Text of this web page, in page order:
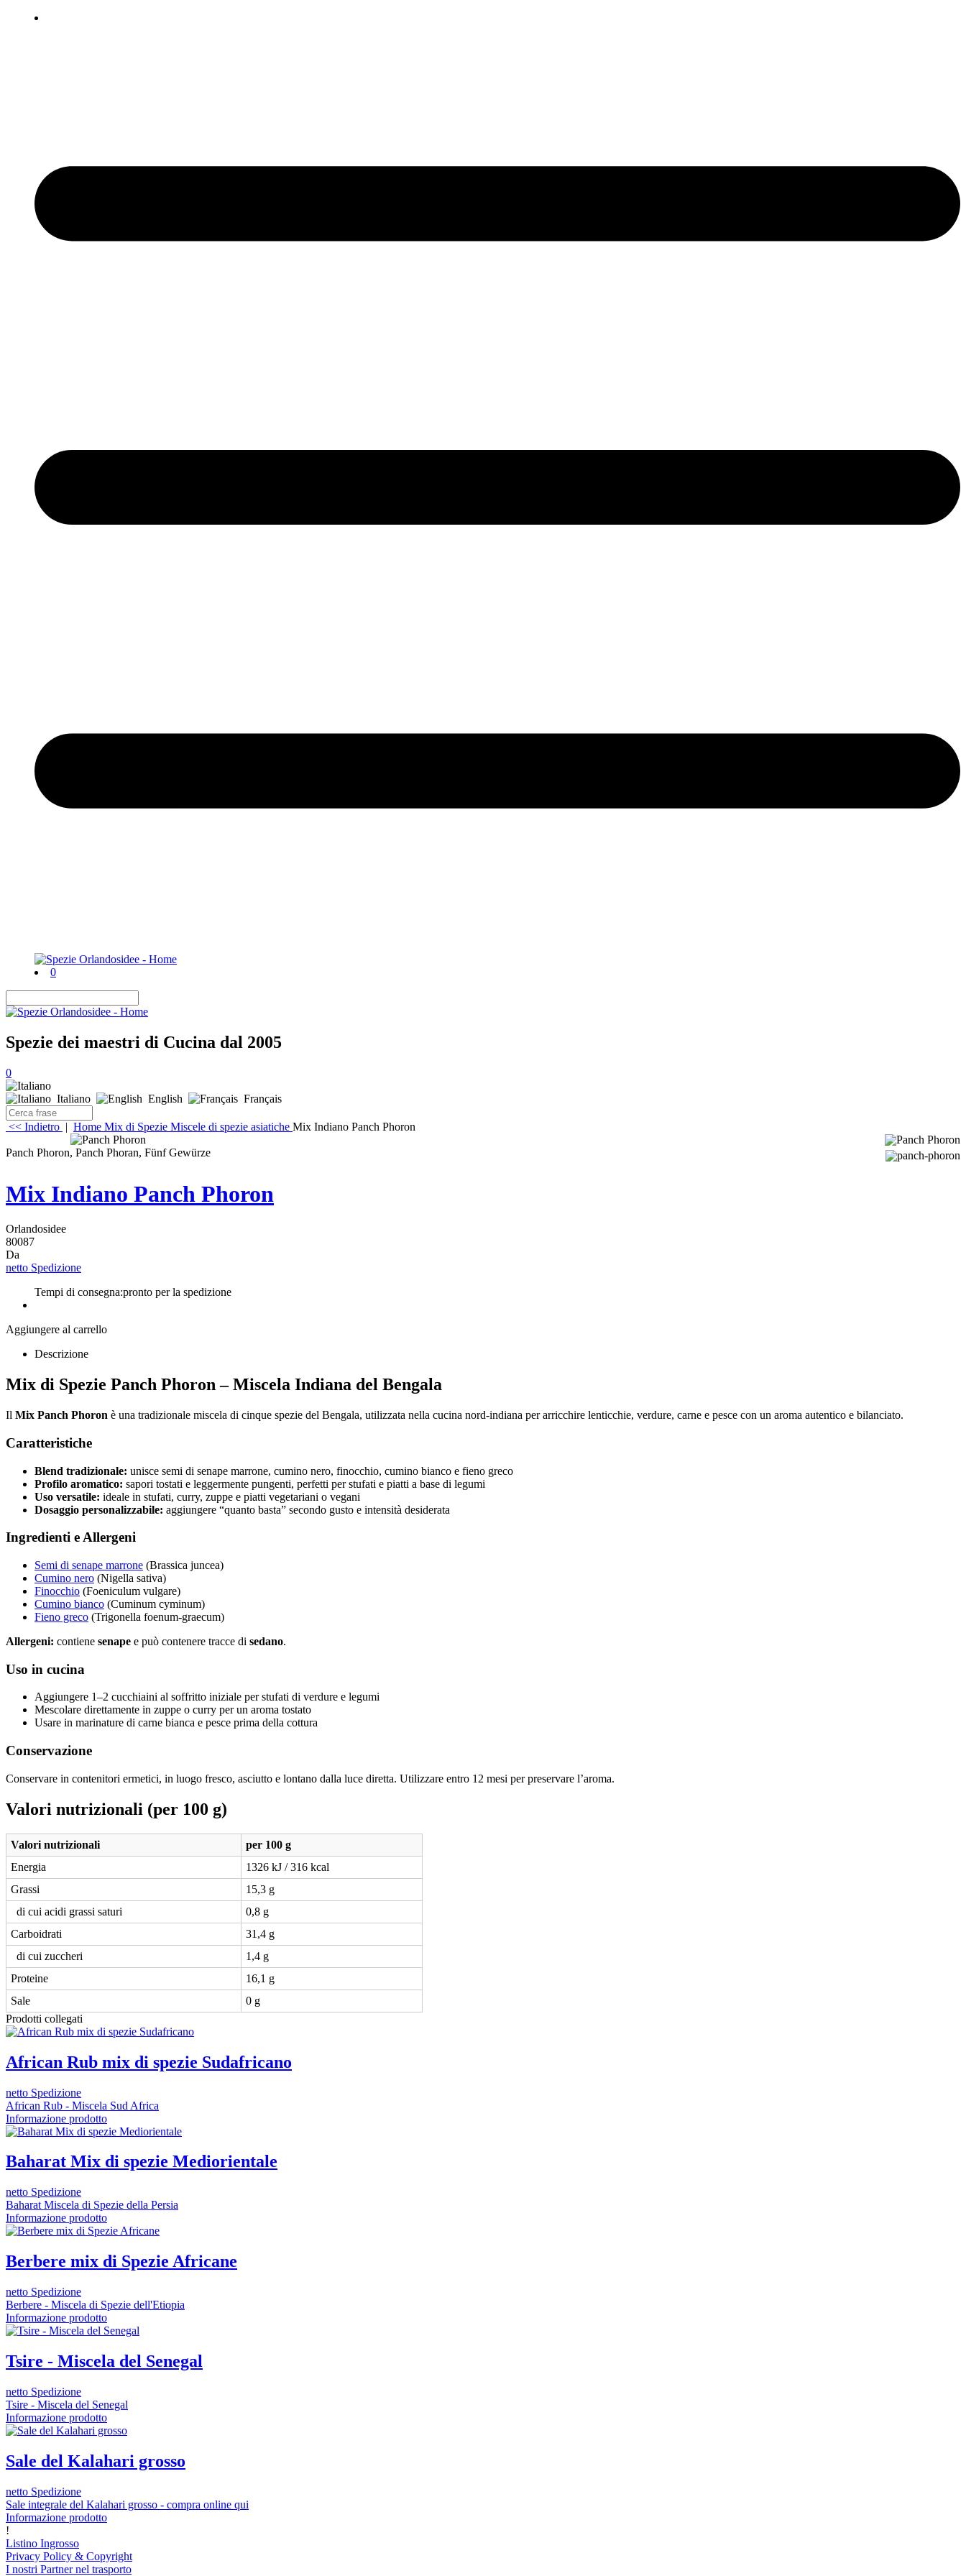
0
Spezie dei maestri di Cucina dal 2005
0
Italiano English Français
<< Indietro | Home Mix di Spezie Miscele di spezie asiatiche Mix Indiano Panch Phoron
Panch Phoron, Panch Phoran, Fünf Gewürze
Mix Indiano Panch Phoron
Orlandosidee
80087
Da
netto Spedizione
Tempi di consegna:pronto per la spedizione
Aggiungere al carrello
Descrizione
Mix di Spezie Panch Phoron – Miscela Indiana del Bengala
Il Mix Panch Phoron è una tradizionale miscela di cinque spezie del Bengala, utilizzata nella cucina nord-indiana per arricchire lenticchie, verdure, carne e pesce con un aroma autentico e bilanciato.
Caratteristiche
Blend tradizionale: unisce semi di senape marrone, cumino nero, finocchio, cumino bianco e fieno greco
Profilo aromatico: sapori tostati e leggermente pungenti, perfetti per stufati e piatti a base di legumi
Uso versatile: ideale in stufati, curry, zuppe e piatti vegetariani o vegani
Dosaggio personalizzabile: aggiungere “quanto basta” secondo gusto e intensità desiderata
Ingredienti e Allergeni
Semi di senape marrone (Brassica juncea)
Cumino nero (Nigella sativa)
Finocchio (Foeniculum vulgare)
Cumino bianco (Cuminum cyminum)
Fieno greco (Trigonella foenum-graecum)
Allergeni: contiene senape e può contenere tracce di sedano.
Uso in cucina
Aggiungere 1–2 cucchiaini al soffritto iniziale per stufati di verdure e legumi
Mescolare direttamente in zuppe o curry per un aroma tostato
Usare in marinature di carne bianca e pesce prima della cottura
Conservazione
Conservare in contenitori ermetici, in luogo fresco, asciutto e lontano dalla luce diretta. Utilizzare entro 12 mesi per preservare l’aroma.
Valori nutrizionali (per 100 g)
Valori nutrizionali
per 100 g
Energia
1326 kJ / 316 kcal
Grassi
15,3 g
di cui acidi grassi saturi
0,8 g
Carboidrati
31,4 g
di cui zuccheri
1,4 g
Proteine
16,1 g
Sale
0 g
Prodotti collegati
African Rub mix di spezie Sudafricano
netto Spedizione
African Rub - Miscela Sud Africa
Informazione prodotto
Baharat Mix di spezie Mediorientale
netto Spedizione
Baharat Miscela di Spezie della Persia
Informazione prodotto
Berbere mix di Spezie Africane
netto Spedizione
Berbere - Miscela di Spezie dell'Etiopia
Informazione prodotto
Tsire - Miscela del Senegal
netto Spedizione
Tsire - Miscela del Senegal
Informazione prodotto
Sale del Kalahari grosso
netto Spedizione
Sale integrale del Kalahari grosso - compra online qui
Informazione prodotto
!
Listino Ingrosso
Privacy Policy & Copyright
I nostri Partner nel trasporto